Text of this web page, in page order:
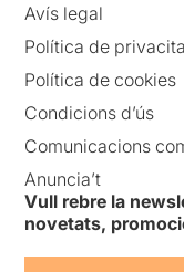
Avís legal
Política de
Política de cookies
Condicions d’ús
Comunicacions
Anuncia’t
Vull rebre la
novetats,